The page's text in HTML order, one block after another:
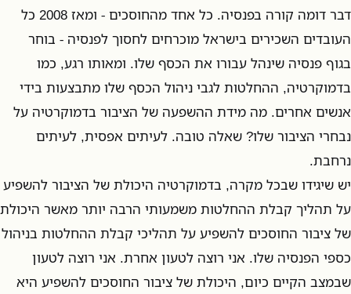
דבר דומה קורה בפנסיה. כל אחד מהחוסכים - ומאז 2008 כל
העובדים השכירים בישראל מוכרחים לחסוך לפנסיה - בוחר
בגוף פנסיה שינהל עבורו את הכסף שלו. ומאותו רגע, כמו
בדמוקרטיה, ההחלטות לגבי ניהול הכסף שלו מתבצעות בידי
אנשים אחרים. מה מידת ההשפעה של הציבור בדמוקרטיה על
נבחרי הציבור שלו? שאלה טובה. לעיתים אפסית, לעיתים
נרחבת.
יש שיגידו שבכל מקרה, בדמוקרטיה היכולת של הציבור להשפיע
על תהליך קבלת ההחלטות משמעותי הרבה יותר מאשר היכולת
של ציבור החוסכים להשפיע על תהליכי קבלת ההחלטות בניהול
כספי הפנסיה שלו. אני רוצה לטעון אחרת. אני רוצה לטעון
שבמצב הקיים כיום, היכולת של ציבור החוסכים להשפיע היא